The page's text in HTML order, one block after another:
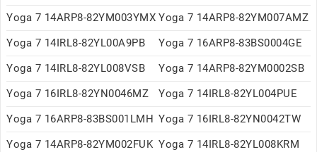
Yoga 7 14ARP8-82YM003YMX Yoga 7 14ARP8-82YM007AMZ
Yoga 7 14IRL8-82YL00A9PB
Yoga 7 16ARP8-83BS0004GE
Yoga 7 14IRL8-82YL008VSB
Yoga 7 14ARP8-82YM0002SB
Yoga 7 16IRL8-82YN0046MZ
Yoga 7 14IRL8-82YL004PUE
Yoga 7 16ARP8-83BS001LMH Yoga 7 16IRL8-82YN0042TW
Yoga 7 14ARP8-82YM002FUK Yoga 7 14IRL8-82YL008KRM